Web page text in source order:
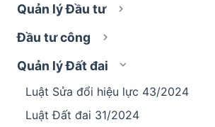
Quản lý Đầu tư
Đầu tư công
Quản lý Đất đai
Luật Sửa đổi hiệu lực 43/2024
Luật Đất đai 31/2024